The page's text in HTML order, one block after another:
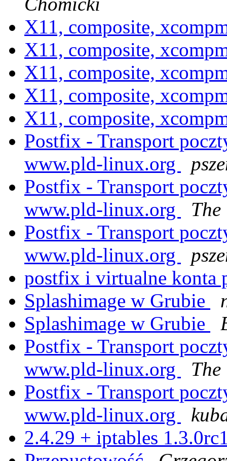
X11, composite,
X11, composite,
X11, composite,
X11, composite,
X11, composite,
Postfix - Transport
www.pld-linux.org
Postfix - Transport
www.pld-linux.org
Postfix - Transport
www.pld-linux.org
postfix i virtualne konta
Splashimage w Grubie
Splashimage w Grubie
Postfix - Transport
www.pld-linux.org
Postfix - Transport
www.pld-linux.org
2.4.29 + iptables